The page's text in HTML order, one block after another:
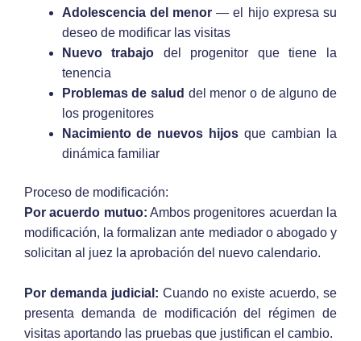
Adolescencia del menor— el hijo expresa su
deseo de modificar las visitas
Nuevo trabajo del progenitor que tiene la
tenencia
Problemas de salud del menor o de alguno de
los progenitores
Nacimiento de nuevos hijos que cambian la
dinámica familiar
Proceso de modificación:
Por acuerdo mutuo: Ambos progenitores acuerdan la
modificación, la formalizan ante mediador o abogado y
solicitan al juez la aprobación del nuevo calendario.
Por demanda judicial: Cuando no existe acuerdo, se
presenta demanda de modificación del régimen de
visitas aportando las pruebas que justifican el cambio.